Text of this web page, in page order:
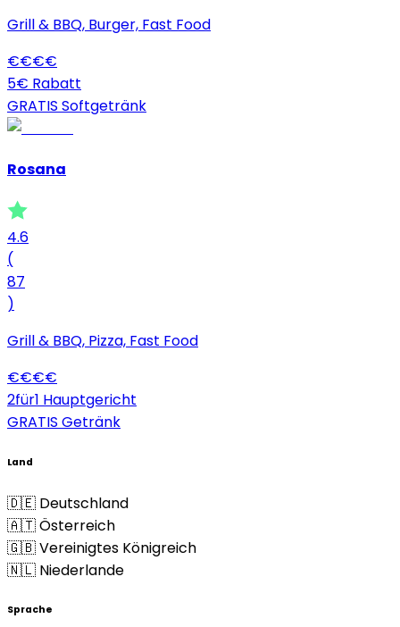
Grill & BBQ, Burger, Fast Food
€€€€
5€ Rabatt
GRATIS Softgetränk
Rosana
4.6
(
87
)
Grill & BBQ, Pizza, Fast Food
€€€€
2für1 Hauptgericht
GRATIS Getränk
Land
🇩🇪 Deutschland
🇦🇹 Österreich
🇬🇧 Vereinigtes Königreich
🇳🇱 Niederlande
Sprache